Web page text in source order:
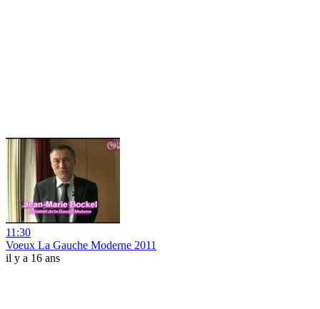
11:30
Voeux La Gauche Moderne 2011
il y a 16 ans